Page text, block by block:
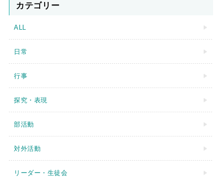
カテゴリー
ALL
日常
行事
探究・表現
部活動
対外活動
リーダー・生徒会